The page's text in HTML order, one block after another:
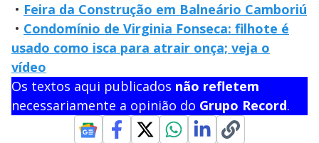
• Feira da Construção em Balneário Camboriú
• Condomínio de Virginia Fonseca: filhote é
usado como isca para atrair onça; veja o
vídeo
Os textos aqui publicados não refletem
necessariamente a opinião do Grupo Record.